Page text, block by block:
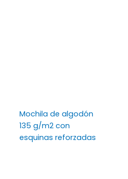
Mochila de algodón
135 g/m2 con
esquinas reforzadas